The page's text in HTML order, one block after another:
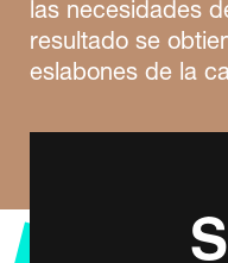
las necesidades
resultado se
eslabones de la